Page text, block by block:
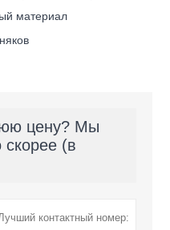
материал
цену? Мы
скорее (в